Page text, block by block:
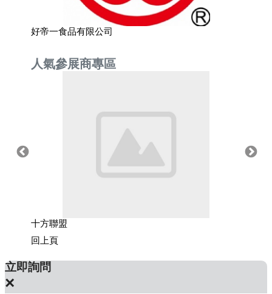
好帝一食品有限公司
人氣參展商專區
十方聯盟
回上頁
立即詢問
×